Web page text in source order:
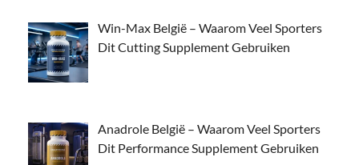
Win-Max België – Waarom Veel Sporters
Dit Cutting Supplement Gebruiken
Anadrole België – Waarom Veel Sporters
Dit Performance Supplement Gebruiken